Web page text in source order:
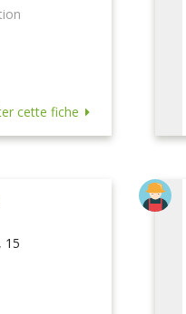
cette fiche
15